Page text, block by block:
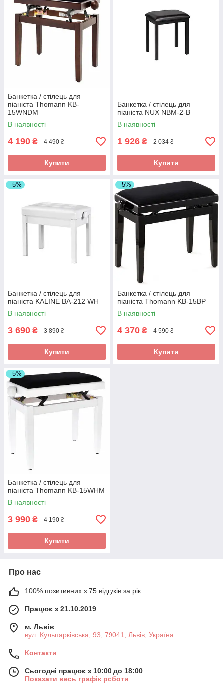
Банкетка / стілець для
піаніста Thomann KB-
15WNDM
В наявності
4 190 ₴ 4 490 ₴
Купити
Банкетка / стілець для
піаніста NUX NBM-2-B
В наявності
1 926 ₴ 2 034 ₴
Купити
–5%
Банкетка / стілець для
піаніста KALINE BA-212 WH
В наявності
3 690 ₴ 3 890 ₴
Купити
–5%
Банкетка / стілець для
піаніста Thomann KB-15BP
В наявності
4 370 ₴ 4 590 ₴
Купити
–5%
Банкетка / стілець для
піаніста Thomann KB-15WHM
В наявності
3 990 ₴ 4 190 ₴
Купити
Про нас
100% позитивних з 75 відгуків за рік
Працює з 21.10.2019
м. Львів
вул. Кульпарківська, 93, 79041, Львів, Україна
Контакти
Сьогодні працює з 10:00 до 18:00
Показати весь графік роботи